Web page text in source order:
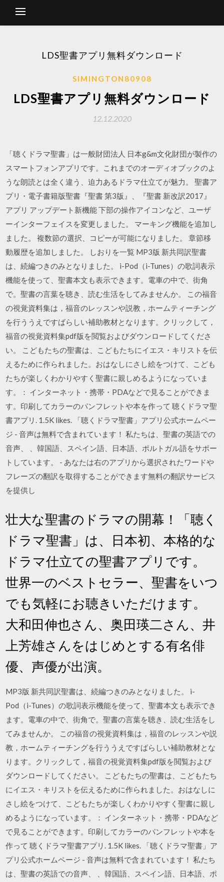
LDS聖書アプリ無料ダウンロード
SIMINGTON80908
LDS聖書アプリ無料ダウンロード
12.12.2020
「聴くドラマ聖書」は一般財団法人 日本g&m文化財団が製作の
スマートフォンアプリです。これまでのオーディオブックのよ
うな朗読とは全く違う、迫力あるドラマ仕立てが魅力。 聖書ア
プリ・電子書籍版聖書『聖書 第3版』、『聖書 新改訳2017』
アプリ アップデート新機能 下部の操作アイコンなど、ユーザ
ーインターフェイスを変更しました。 マーキング機能を追加し
ました。 複数節の選択、コピーが可能になりました。 章節移
動履歴を追加しました。 しおりを一覧 MP3版 新共同訳聖書
は、続編つきのみとなりました。 i-Pod（i-Tunes）の歌詞表示
機能を使って、聖書本文も表示できます。電車の中で、街角
で。聖書の言葉を聴き、読む生活をしてみませんか。 この福音
の視覚資料集は，福音のレッスンや説教，ホームティーチング
を行ううえですばらしい補助教材となります。クリックして，
福音の視覚資料集pdf版を閲覧およびダウンロードしてくださ
い。 こどもたちの聖書は、こどもたちにイエス・キリストを伝
えるために作られました。おはなしにさし絵をつけて、こども
たちが楽しくわかりやすく聖書に親しめるようになっていま
す。： インターネット・携帯・PDAなどで見ることができま
す。印刷してカラーのパンフレットや本を作って 聴くドラマ聖
書アプリ. 1.5K likes. 「聴くドラマ聖書」アプリ公式ホームペー
ジ - 音声は無料で含まれています！ 私たちは、聖書の英語での
音声、 、韓国語、スペイン語、日本語、ポルトガル語をサポー
トしています。 - あなたは右のアプリから選択されたワードや
フレーズの翻訳を取得することができます無料の翻訳サービス
を提供し
壮大な聖書のドラマの開幕！「聴く
ドラマ聖書」は、日本初、本格的な
ドラマ仕立ての聖書アプリです。
世界一のベストセラー、聖書をいつ
でも気軽にお聴きいただけます。
大和田伸也さん、奥田瑛二さん、井
上芳雄さんをはじめとする有名俳
優、声優が出演。
MP3版 新共同訳聖書は、続編つきのみとなりました。 i-
Pod（i-Tunes）の歌詞表示機能を使って、聖書本文も表示でき
ます。電車の中で、街角で。聖書の言葉を聴き、読む生活をし
てみませんか。 この福音の視覚資料集は，福音のレッスンや説
教，ホームティーチングを行ううえですばらしい補助教材とな
ります。クリックして，福音の視覚資料集pdf版を閲覧および
ダウンロードしてください。 こどもたちの聖書は、こどもたち
にイエス・キリストを伝えるために作られました。おはなしに
さし絵をつけて、こどもたちが楽しくわかりやすく聖書に親し
めるようになっています。： インターネット・携帯・PDAなど
で見ることができます。印刷してカラーのパンフレットや本を
作って 聴くドラマ聖書アプリ. 1.5K likes. 「聴くドラマ聖書」ア
プリ公式ホームページ - 音声は無料で含まれています！ 私たち
は、聖書の英語での音声、 、韓国語、スペイン語、日本語、ポ